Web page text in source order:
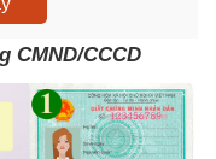
CMND/CCCD